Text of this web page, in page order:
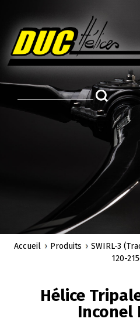
D'ARIANE
Accueil Produits SWIRL-3
120-
Hélice
Inconel